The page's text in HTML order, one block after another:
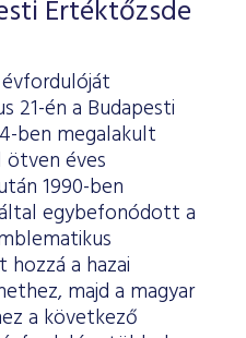
Értéktőzsde
évfordulóját
21-én a Budapesti
ben megalakult
éves
1990-ben
egybefonódott a
a hazai
majd a magyar
a következő